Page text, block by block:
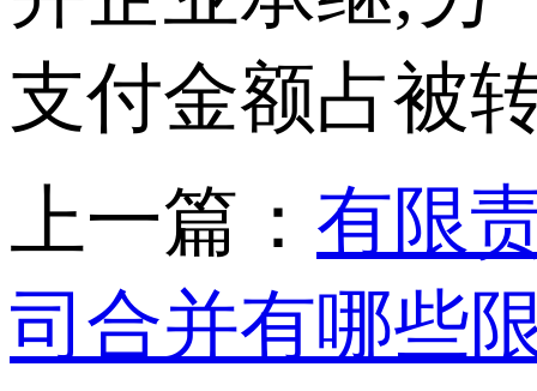
支付金额占被
上一篇： 有限
司合并有哪些